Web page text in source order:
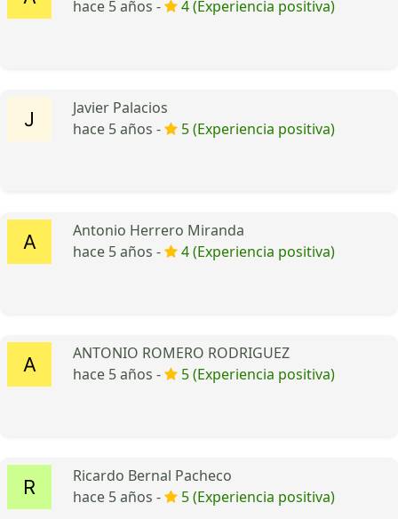
hace 5 años - 4 (Experiencia positiva)
Javier Palacios
hace 5 años -
5 (Experiencia positiva)
Antonio Herrero Miranda
hace 5 años -
4 (Experiencia positiva)
ANTONIO ROMERO RODRIGUEZ
hace 5 años -
5 (Experiencia positiva)
Ricardo Bernal Pacheco
hace 5 años -
5 (Experiencia positiva)